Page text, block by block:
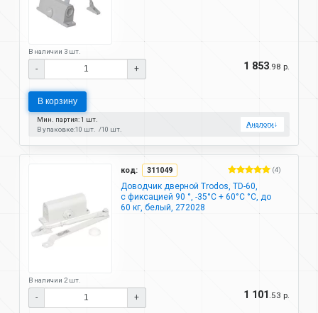
В наличии 3 шт.
- + 1 853 .98 р.
В корзину
Мин. партия: 1 шт.
В упаковке:10 шт. 10 шт.
Аналоги↓
код: 311049 (4)
Доводчик дверной Trodos, TD-60,
с фиксацией 90 °, -35°C + 60°C °C, до
60 кг, белый, 272028
В наличии 2 шт.
- + 1 101 .53 р.